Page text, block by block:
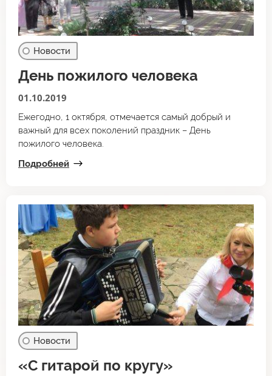
Новости
День пожилого человека
01.10.2019
Ежегодно, 1 октября, отмечается самый добрый и
важный для всех поколений праздник – День
пожилого человека.
Подробней
Новости
«С гитарой по кругу»